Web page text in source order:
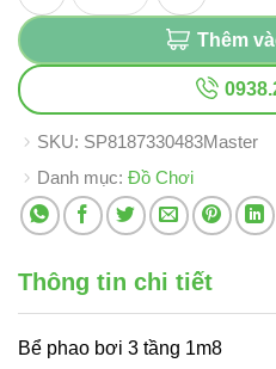
Thêm
SKU: SP8187330483Master
Danh mục: Đồ Chơi
Thông tin chi tiết
Bể phao bơi 3 tầng 1m8